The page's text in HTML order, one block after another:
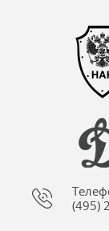
(495)